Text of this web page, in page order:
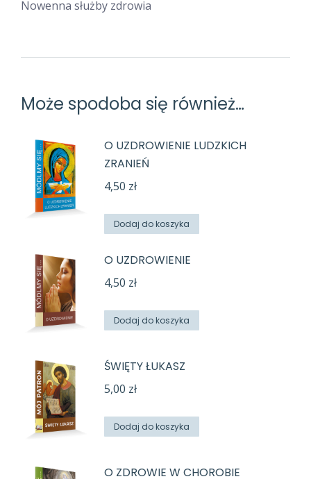
Nowenna służby zdrowia
Może spodoba się również…
O UZDROWIENIE LUDZKICH
ZRANIEŃ
4,50 zł
Dodaj do koszyka
O UZDROWIENIE
4,50 zł
Dodaj do koszyka
ŚWIĘTY ŁUKASZ
5,00 zł
Dodaj do koszyka
O ZDROWIE W CHOROBIE